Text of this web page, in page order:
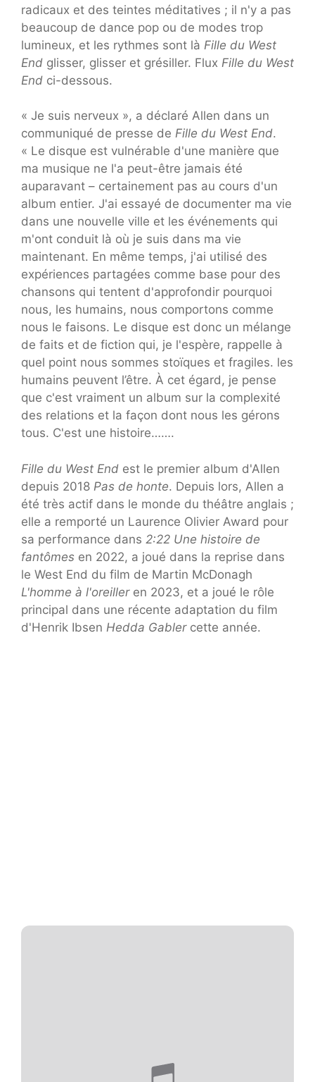
radicaux et des teintes méditatives ; il n'y a pas
beaucoup de dance pop ou de modes trop
lumineux, et les rythmes sont là Fille du West
End glisser, glisser et grésiller. Flux Fille du West
End ci-dessous.
« Je suis nerveux », a déclaré Allen dans un
communiqué de presse de Fille du West End.
« Le disque est vulnérable d'une manière que
ma musique ne l'a peut-être jamais été
auparavant – certainement pas au cours d'un
album entier. J'ai essayé de documenter ma vie
dans une nouvelle ville et les événements qui
m'ont conduit là où je suis dans ma vie
maintenant. En même temps, j'ai utilisé des
expériences partagées comme base pour des
chansons qui tentent d'approfondir pourquoi
nous, les humains, nous comportons comme
nous le faisons. Le disque est donc un mélange
de faits et de fiction qui, je l'espère, rappelle à
quel point nous sommes stoïques et fragiles. les
humains peuvent l’être. À cet égard, je pense
que c'est vraiment un album sur la complexité
des relations et la façon dont nous les gérons
tous. C'est une histoire…….
Fille du West End est le premier album d'Allen
depuis 2018 Pas de honte. Depuis lors, Allen a
été très actif dans le monde du théâtre anglais ;
elle a remporté un Laurence Olivier Award pour
sa performance dans 2:22 Une histoire de
fantômes en 2022, a joué dans la reprise dans
le West End du film de Martin McDonagh
L'homme à l'oreilleren 2023, et a joué le rôle
principal dans une récente adaptation du film
d'Henrik Ibsen Hedda Gablercette année.